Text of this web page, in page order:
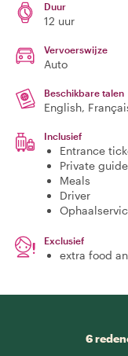
Duur
12 uur
Vervoerswijze
Auto
Beschikbare talen
English,
Inclusief
Entrance
Private guide
Meals
Driver
Exclusief
extra food
6